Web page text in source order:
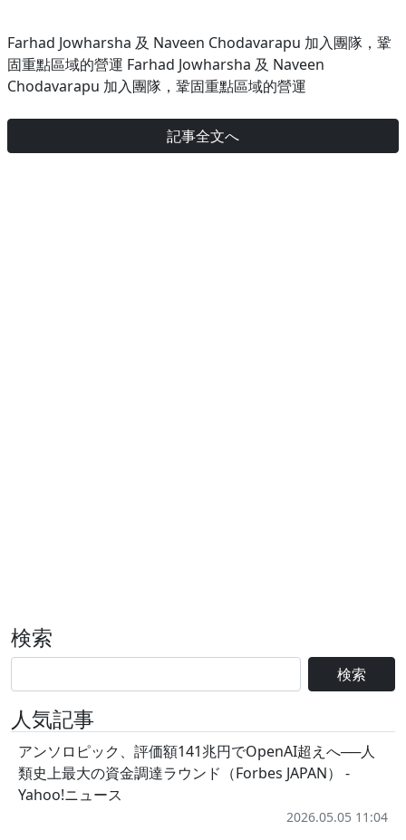
Farhad Jowharsha 及 Naveen Chodavarapu 加入團隊，鞏
固重點區域的營運 Farhad Jowharsha 及 Naveen
Chodavarapu 加入團隊，鞏固重點區域的營運
記事全文へ
検索
検索
人気記事
アンソロピック、評価額141兆円でOpenAI超えへ──人
類史上最大の資金調達ラウンド（Forbes JAPAN） -
Yahoo!ニュース
2026.05.05 11:04